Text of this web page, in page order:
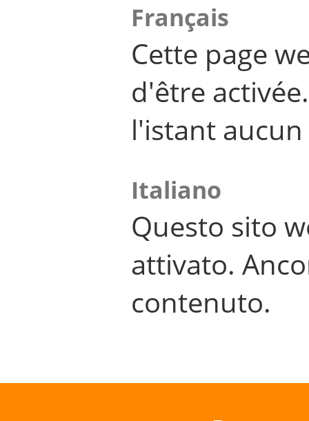
Français
Cette page
d'être
l'istant
Italiano
Questo sito
attivato.
contenuto.